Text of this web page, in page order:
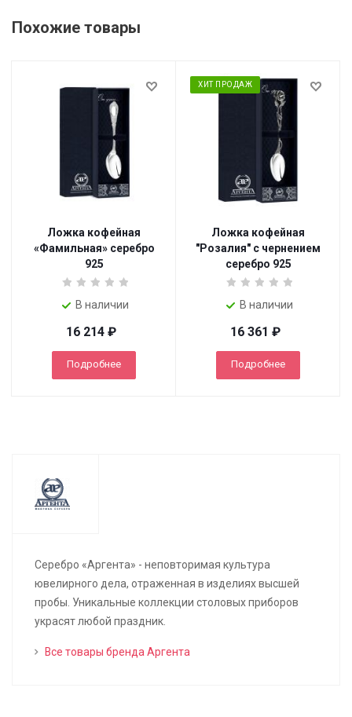
Похожие товары
Ложка кофейная
«Фамильная» серебро
925
В наличии
16 214 ₽
Подробнее
ХИТ ПРОДАЖ
Ложка кофейная
"Розалия" с чернением
серебро 925
В наличии
16 361 ₽
Подробнее
Серебро «Аргента» - неповторимая культура
ювелирного дела, отраженная в изделиях высшей
пробы. Уникальные коллекции столовых приборов
украсят любой праздник.
Все товары бренда Аргента